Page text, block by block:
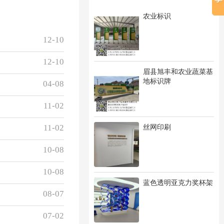
农业标识
眉县旭丰和农业蔬菜基
地标识牌
丝网印刷
蓝色透明亚克力奖杯架
12-10
12-10
04-08
11-02
11-02
10-08
10-08
08-07
07-02